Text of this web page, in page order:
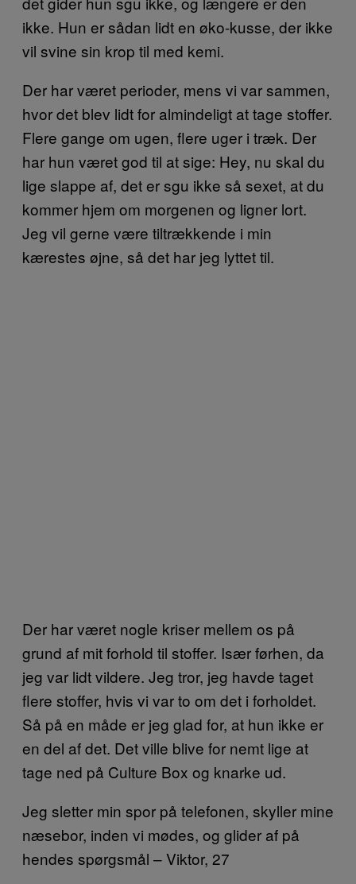
ikke. Hun er sådan lidt en øko-kusse, der ikke
vil svine sin krop til med kemi.
Der har været perioder, mens vi var sammen,
hvor det blev lidt for almindeligt at tage stoffer.
Flere gange om ugen, flere uger i træk. Der
har hun været god til at sige: Hey, nu skal du
lige slappe af, det er sgu ikke så sexet, at du
kommer hjem om morgenen og ligner lort.
Jeg vil gerne være tiltrækkende i min
kærestes øjne, så det har jeg lyttet til.
Der har været nogle kriser mellem os på
grund af mit forhold til stoffer. Især førhen, da
jeg var lidt vildere. Jeg tror, jeg havde taget
flere stoffer, hvis vi var to om det i forholdet.
Så på en måde er jeg glad for, at hun ikke er
en del af det. Det ville blive for nemt lige at
tage ned på Culture Box og knarke ud.
Jeg sletter min spor på telefonen, skyller mine
næsebor, inden vi mødes, og glider af på
hendes spørgsmål – Viktor, 27